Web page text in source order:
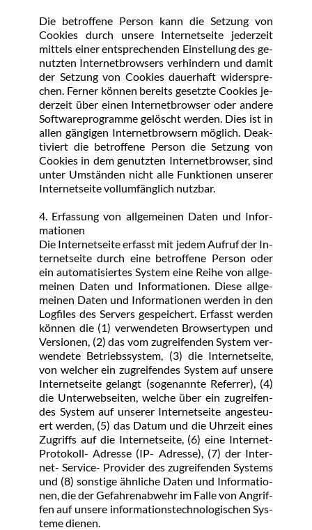
Die be­trof­fe­ne Per­son kann die Set­zung von
Coo­kies durch un­se­re In­ter­net­sei­te je­der­zeit
mit­tels ei­ner ent­spre­chen­den Ein­stel­lung des ge­
nutz­ten In­ter­net­brow­sers ver­hin­dern und da­mit
der Set­zung von Coo­kies dau­er­haft wi­der­spre­
chen. Fer­ner kön­nen be­reits ge­setz­te Coo­kies je­
der­zeit über ei­nen In­ter­net­brow­ser oder an­de­re
Soft­ware­pro­gram­me ge­löscht wer­den. Dies ist in
al­len gän­gi­gen In­ter­net­brow­sern mög­lich. De­ak­
ti­viert die be­trof­fe­ne Per­son die Set­zung von
Coo­kies in dem ge­nutz­ten In­ter­net­brow­ser, sind
un­ter Um­stän­den nicht al­le Funk­tio­nen un­se­rer
In­ter­net­sei­te voll­um­fäng­lich nutz­bar.
4. Er­fas­sung von all­ge­mei­nen Da­ten und In­for­
ma­tio­nen
Die In­ter­net­sei­te er­fasst mit je­dem Auf­ruf der In­
ter­net­sei­te durch ei­ne be­trof­fe­ne Per­son oder
ein au­to­ma­ti­sier­tes Sys­tem ei­ne Rei­he von all­ge­
mei­nen Da­ten und In­for­ma­tio­nen. Die­se all­ge­
mei­nen Da­ten und In­for­ma­tio­nen wer­den in den
Log­files des Ser­vers ge­spei­chert. Er­fasst wer­den
kön­nen die (1) ver­wen­de­ten Brow­ser­ty­pen und
Ver­sio­nen, (2) das vom zu­grei­fen­den Sys­tem ver­
wen­de­te Be­triebs­sys­tem, (3) die In­ter­net­sei­te,
von wel­cher ein zu­grei­fen­des Sys­tem auf un­se­re
In­ter­net­sei­te ge­langt (so­ge­nann­te Re­fer­rer), (4)
die Un­ter­web­sei­ten, wel­che über ein zu­grei­fen­
des Sys­tem auf un­se­rer In­ter­net­sei­te an­ge­steu­
ert wer­den, (5) das Da­tum und die Uhr­zeit ei­nes
Zu­griffs auf die In­ter­net­sei­te, (6) ei­ne In­ter­net-
Pro­to­koll- Adres­se (IP- Adres­se), (7) der In­ter­
net- Ser­vice- Pro­vi­der des zu­grei­fen­den Sys­tems
und (8) sons­ti­ge ähn­li­che Da­ten und In­for­ma­tio­
nen, die der Ge­fah­ren­ab­wehr im Fal­le von An­grif­
fen auf un­se­re in­for­ma­ti­ons­tech­no­lo­gi­schen Sys­
te­me die­nen.